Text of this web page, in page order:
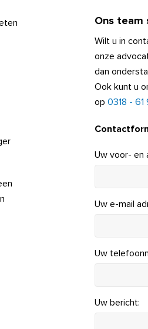
Ons team
Wilt u in
onze
dan
Ook kunt u
op 0318 - 61
Uw voor- en
Uw e-mail
Uw
Uw bericht: